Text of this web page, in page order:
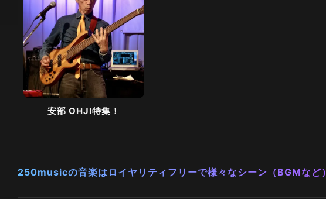
安部 OHJI特集！
250musicの音楽はロイヤリティフリーで様々なシーン（BGMなど